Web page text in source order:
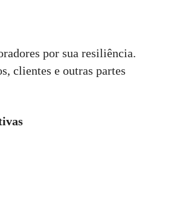
por sua resiliência.
clientes e outras partes